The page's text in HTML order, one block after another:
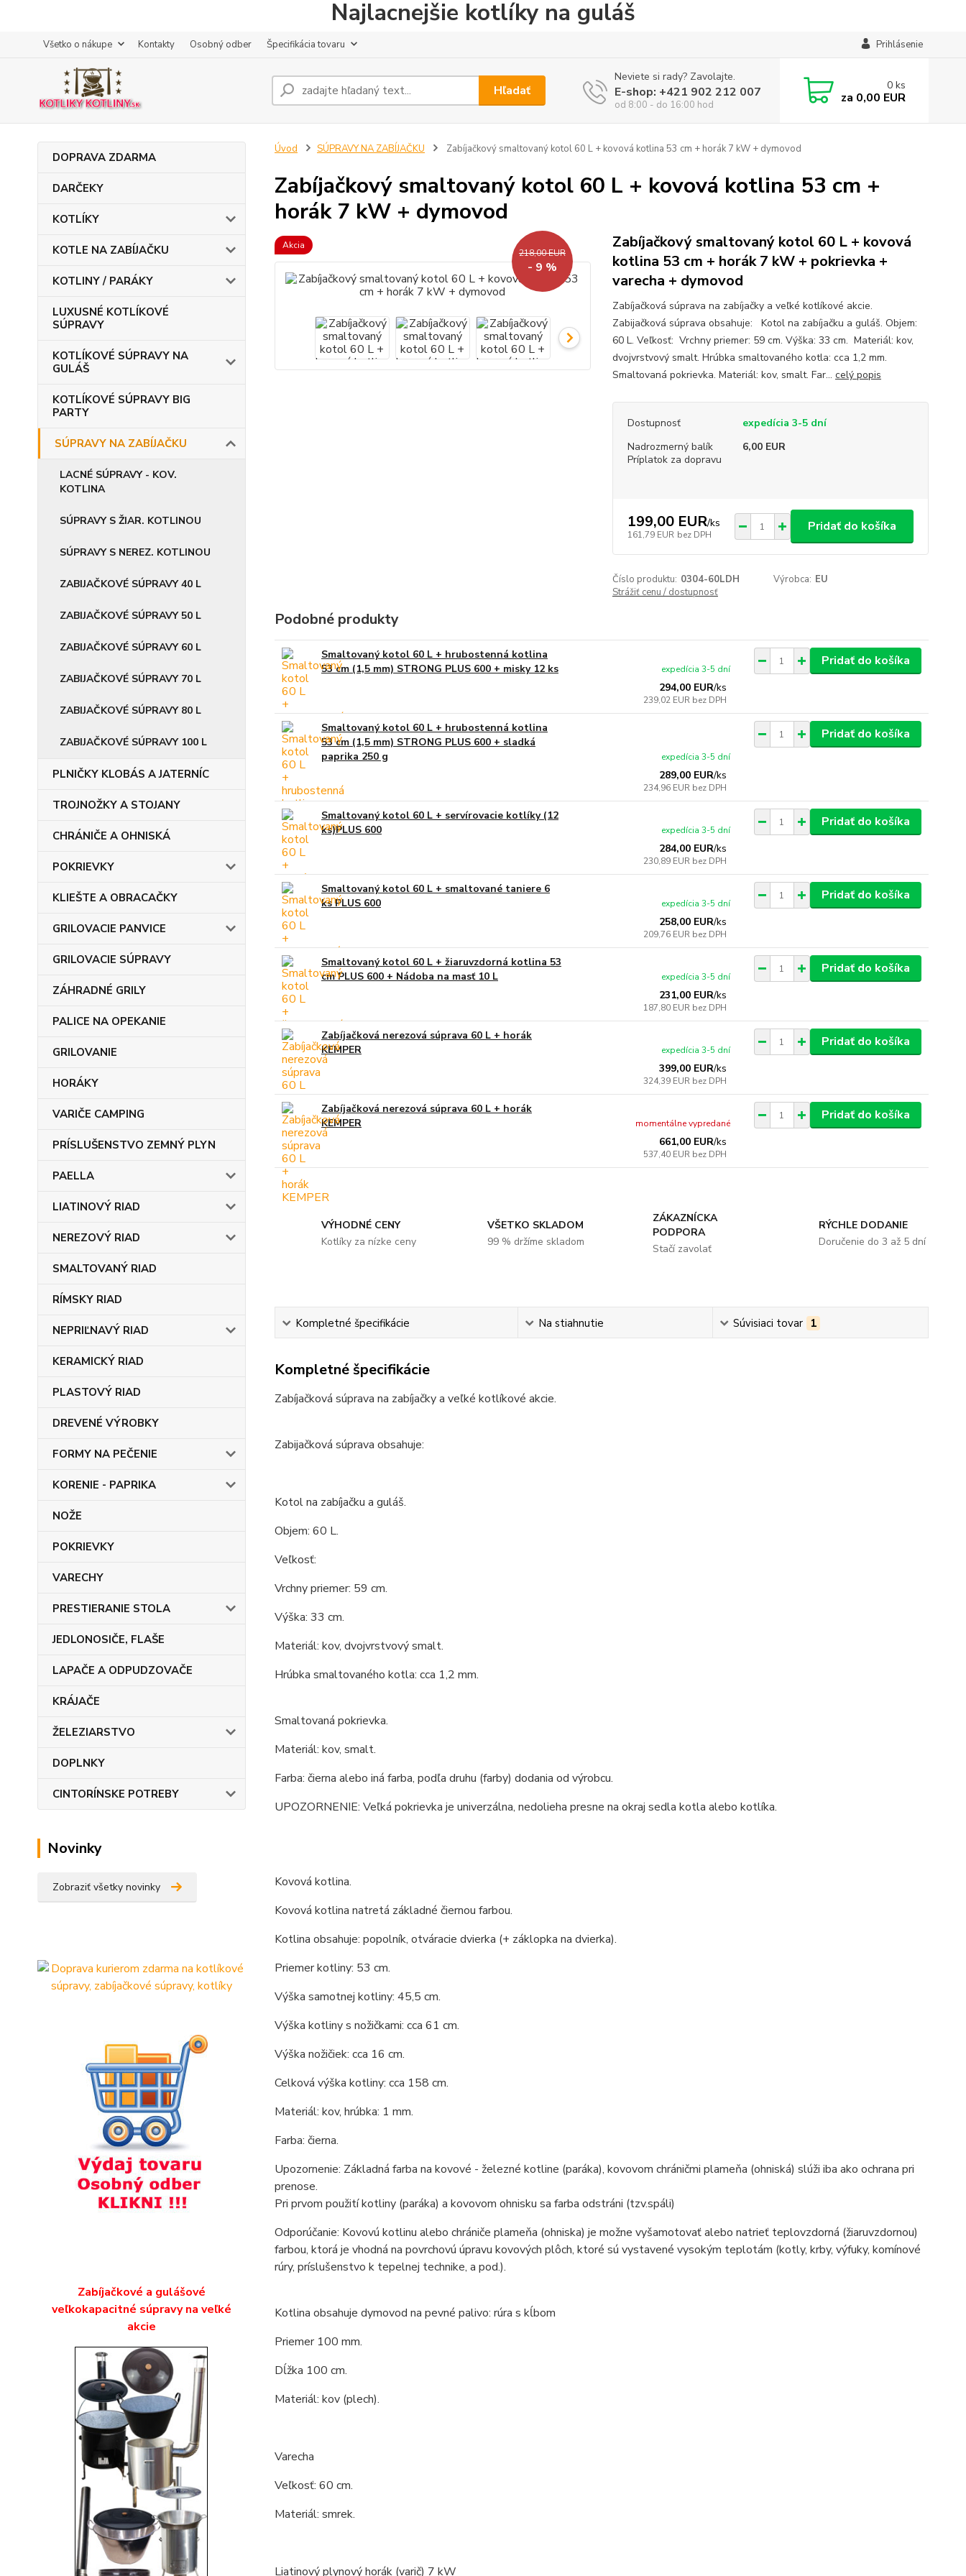
Najlacnejšie kotlíky na guláš
Všetko o nákupe Kontakty Osobný odber Špecifikácia tovaru Prihlásenie
Hľadať
Neviete si rady? Zavolajte.
E-shop: +421 902 212 007
od 8:00 - do 16:00 hod
0 ks
za 0,00 EUR
DOPRAVA ZDARMA
DARČEKY
KOTLÍKY
KOTLE NA ZABÍJAČKU
KOTLINY / PARÁKY
LUXUSNÉ KOTLÍKOVÉ
SÚPRAVY
KOTLÍKOVÉ SÚPRAVY NA
GULÁŠ
KOTLÍKOVÉ SÚPRAVY BIG
PARTY
SÚPRAVY NA ZABÍJAČKU
LACNÉ SÚPRAVY - KOV.
KOTLINA
SÚPRAVY S ŽIAR. KOTLINOU
SÚPRAVY S NEREZ. KOTLINOU
ZABIJAČKOVÉ SÚPRAVY 40 L
ZABIJAČKOVÉ SÚPRAVY 50 L
ZABIJAČKOVÉ SÚPRAVY 60 L
ZABIJAČKOVÉ SÚPRAVY 70 L
ZABIJAČKOVÉ SÚPRAVY 80 L
ZABIJAČKOVÉ SÚPRAVY 100 L
PLNIČKY KLOBÁS A JATERNÍC
TROJNOŽKY A STOJANY
CHRÁNIČE A OHNISKÁ
POKRIEVKY
KLIEŠTE A OBRACAČKY
GRILOVACIE PANVICE
GRILOVACIE SÚPRAVY
ZÁHRADNÉ GRILY
PALICE NA OPEKANIE
GRILOVANIE
HORÁKY
VARIČE CAMPING
PRÍSLUŠENSTVO ZEMNÝ PLYN
PAELLA
LIATINOVÝ RIAD
NEREZOVÝ RIAD
SMALTOVANÝ RIAD
RÍMSKY RIAD
NEPRIĽNAVÝ RIAD
KERAMICKÝ RIAD
PLASTOVÝ RIAD
DREVENÉ VÝROBKY
FORMY NA PEČENIE
KORENIE - PAPRIKA
NOŽE
POKRIEVKY
VARECHY
PRESTIERANIE STOLA
JEDLONOSIČE, FLAŠE
LAPAČE A ODPUDZOVAČE
KRÁJAČE
ŽELEZIARSTVO
DOPLNKY
CINTORÍNSKE POTREBY
Novinky
Zobraziť všetky novinky
Zabíjačkové a gulášové
veľkokapacitné súpravy na veľké
akcie
Úvod SÚPRAVY NA ZABÍJAČKU Zabíjačkový smaltovaný kotol 60 L + kovová kotlina 53 cm + horák 7 kW + dymovod
Zabíjačkový smaltovaný kotol 60 L + kovová kotlina 53 cm +
horák 7 kW + dymovod
Akcia
218,00 EUR
- 9 %
Zabíjačkový smaltovaný kotol 60 L + kovová
kotlina 53 cm + horák 7 kW + pokrievka +
varecha + dymovod
Zabíjačková súprava na zabíjačky a veľké kotlíkové akcie.
Zabijačková súprava obsahuje: Kotol na zabíjačku a guláš. Objem:
60 L. Veľkosť: Vrchny priemer: 59 cm. Výška: 33 cm. Materiál: kov,
dvojvrstvový smalt. Hrúbka smaltovaného kotla: cca 1,2 mm.
Smaltovaná pokrievka. Materiál: kov, smalt. Far... celý popis
Dostupnosť
expedícia 3-5 dní
Nadrozmerný balík
Príplatok za dopravu
6,00 EUR
199,00 EUR/ks
161,79 EUR bez DPH
Pridať do košíka
Číslo produktu: 0304-60LDH Výrobca: EU
Strážiť cenu / dostupnosť
Podobné produkty
Smaltovaný kotol 60 L + hrubostenná kotlina
53 cm (1,5 mm) STRONG PLUS 600 + misky 12 ks
294,00 EUR/ks
239,02 EUR bez DPH
expedícia 3-5 dní
Pridať do košíka
Smaltovaný kotol 60 L + hrubostenná kotlina
53 cm (1,5 mm) STRONG PLUS 600 + sladká
paprika 250 g
289,00 EUR/ks
234,96 EUR bez DPH
expedícia 3-5 dní
Pridať do košíka
Smaltovaný kotol 60 L + servírovacie kotlíky (12
ks)PLUS 600
284,00 EUR/ks
230,89 EUR bez DPH
expedícia 3-5 dní
Pridať do košíka
Smaltovaný kotol 60 L + smaltované taniere 6
ks PLUS 600
258,00 EUR/ks
209,76 EUR bez DPH
expedícia 3-5 dní
Pridať do košíka
Smaltovaný kotol 60 L + žiaruvzdorná kotlina 53
cm PLUS 600 + Nádoba na masť 10 L
231,00 EUR/ks
187,80 EUR bez DPH
expedícia 3-5 dní
Pridať do košíka
Zabíjačková nerezová súprava 60 L + horák
KEMPER
399,00 EUR/ks
324,39 EUR bez DPH
expedícia 3-5 dní
Pridať do košíka
Zabíjačková nerezová súprava 60 L + horák
KEMPER
661,00 EUR/ks
537,40 EUR bez DPH
momentálne vypredané
Pridať do košíka
VÝHODNÉ CENY
Kotlíky za nízke ceny
VŠETKO SKLADOM
99 % držíme skladom
ZÁKAZNÍCKA
PODPORA
Stačí zavolať
RÝCHLE DODANIE
Doručenie do 3 až 5 dní
Kompletné špecifikácie Na stiahnutie Súvisiaci tovar 1
Kompletné špecifikácie
Zabíjačková súprava na zabíjačky a veľké kotlíkové akcie.
Zabijačková súprava obsahuje:
Kotol na zabíjačku a guláš.
Objem: 60 L.
Veľkosť:
Vrchny priemer: 59 cm.
Výška: 33 cm.
Materiál: kov, dvojvrstvový smalt.
Hrúbka smaltovaného kotla: cca 1,2 mm.
Smaltovaná pokrievka.
Materiál: kov, smalt.
Farba: čierna alebo iná farba, podľa druhu (farby) dodania od výrobcu.
UPOZORNENIE: Veľká pokrievka je univerzálna, nedolieha presne na okraj sedla kotla alebo kotlíka.
Kovová kotlina.
Kovová kotlina natretá základné čiernou farbou.
Kotlina obsahuje: popolník, otváracie dvierka (+ záklopka na dvierka).
Priemer kotliny: 53 cm.
Výška samotnej kotliny: 45,5 cm.
Výška kotliny s nožičkami: cca 61 cm.
Výška nožičiek: cca 16 cm.
Celková výška kotliny: cca 158 cm.
Materiál: kov, hrúbka: 1 mm.
Farba: čierna.
Upozornenie: Základná farba na kovové - železné kotline (paráka), kovovom chráničmi plameňa (ohniská) slúži iba ako ochrana pri
prenose.
Pri prvom použití kotliny (paráka) a kovovom ohnisku sa farba odstráni (tzv.spáli)
Odporúčanie: Kovovú kotlinu alebo chrániče plameňa (ohniska) je možne vyšamotovať alebo natrieť teplovzdorná (žiaruvzdornou)
farbou, ktorá je vhodná na povrchovú úpravu kovových plôch, ktoré sú vystavené vysokým teplotám (kotly, krby, výfuky, komínové
rúry, príslušenstvo k tepelnej technike, a pod.).
Kotlina obsahuje dymovod na pevné palivo: rúra s kĺbom
Priemer 100 mm.
Dĺžka 100 cm.
Materiál: kov (plech).
Varecha
Veľkosť: 60 cm.
Materiál: smrek.
Liatinový plynový horák (varič) 7 kW